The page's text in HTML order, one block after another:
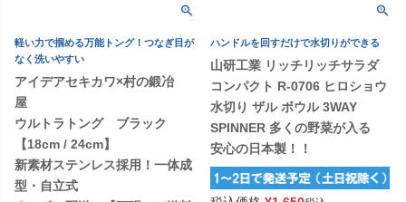
軽い力で掴める万能トング！つなぎ目が
なく洗いやすい
アイデアセキカワ×村の鍛冶
屋
ウルトラトング ブラック
【18cm / 24cm】
新素材ステンレス採用！一体成
型・自立式
ハンドルを回すだけで水切りができる
山研工業 リッチリッチサラダ
コンパクト R-0706 ヒロショウ
水切り ザル ボウル 3WAY
SPINNER 多くの野菜が入る
安心の日本製！！